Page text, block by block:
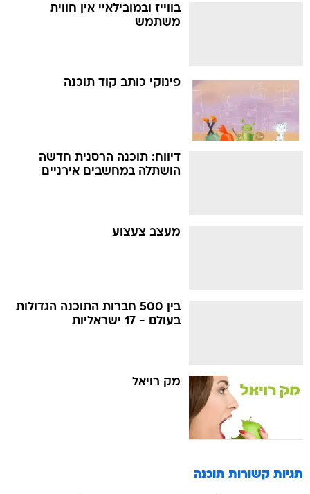
בווייז ובמובילאיי אין חווית
משתמש
פינוקי כותב קוד תוכנה
דיווח: תוכנה הרסנית חדשה
הושתלה במחשבים אירניים
מעצב צעצוע
בין 500 חברות התוכנה הגדולות
בעולם - 17 ישראליות
מק רויאל
תגיות קשורות תוכנה